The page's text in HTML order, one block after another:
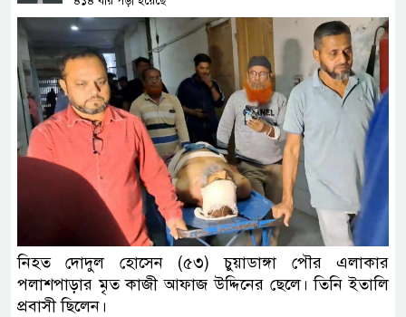
নিহত দোদুল হোসেন (৫৩) চুয়াডাঙ্গা পৌর এলাকার
পলাশপাড়ার মৃত কাজী আফাজ উদ্দিনের ছেলে। তিনি ইতালি
প্রবাসী ছিলেন।